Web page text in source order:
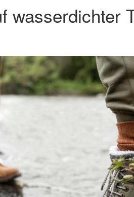
wasserdichter